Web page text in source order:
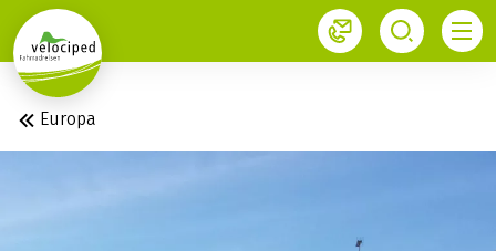
1
Europa